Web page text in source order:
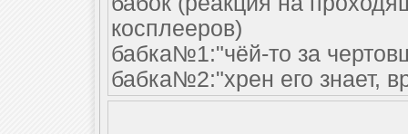
косплееров)
бабка№1:"чёй-то за
бабка№2:"хрен его знает,